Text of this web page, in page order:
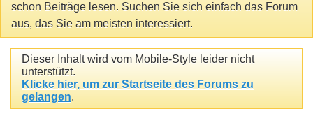
schon Beiträge lesen. Suchen Sie sich einfach das Forum
aus, das Sie am meisten interessiert.
Dieser Inhalt wird vom Mobile-Style leider nicht
unterstützt.
Klicke hier, um zur Startseite des Forums zu
gelangen.